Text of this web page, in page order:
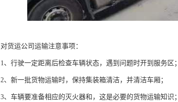
对货运公司运输注意事项：
1、行驶一定距离后检查车辆状态，遇到问题时开到服务区；
2、新一批货物运输时，保持集装箱清洁，并清洁车厢；
3、车辆要准备相应的灭火器和，这是必要的货物运输知识；